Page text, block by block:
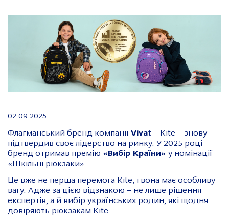
02.09.2025
Флагманський бренд компанії Vivat – Kite – знову
підтвердив своє лідерство на ринку. У 2025 році
бренд отримав премію «Вибір Країни» у номінації
«Шкільні рюкзаки».
Це вже не перша перемога Kite, і вона має особливу
вагу. Адже за цією відзнакою – не лише рішення
експертів, а й вибір українських родин, які щодня
довіряють рюкзакам Kite.